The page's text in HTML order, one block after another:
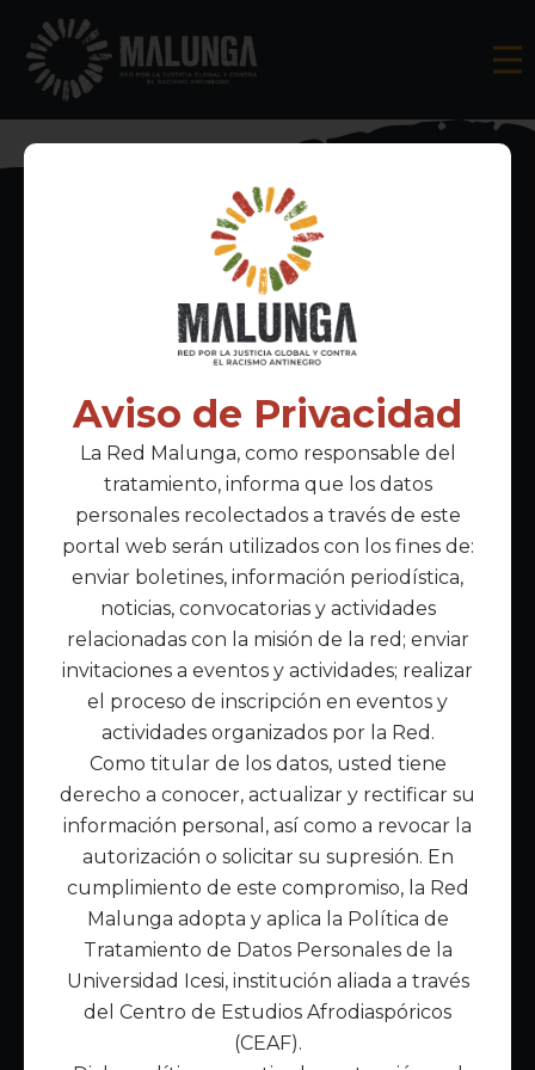
Inscríbete al boletín informativo
Acepto lapolítica de privacidad
Enlaces Principales
Inicio
Acerca de Malunga
Nuestra misión
Quiénes somos
Enlaces de interés
Publicaciones
Noticias
Contáctanos
Política de Tratamiento de Datos
Aviso de Privacidad
La Red Malunga, como responsable del
tratamiento, informa que los datos
personales recolectados a través de este
portal web serán utilizados con los fines de:
enviar boletines, información periodística,
noticias, convocatorias y actividades
relacionadas con la misión de la red; enviar
invitaciones a eventos y actividades; realizar
el proceso de inscripción en eventos y
actividades organizados por la Red.
Como titular de los datos, usted tiene
derecho a conocer, actualizar y rectificar su
información personal, así como a revocar la
autorización o solicitar su supresión. En
cumplimiento de este compromiso, la Red
Malunga adopta y aplica la Política de
Tratamiento de Datos Personales de la
Universidad Icesi, institución aliada a través
del Centro de Estudios Afrodiaspóricos
(CEAF).